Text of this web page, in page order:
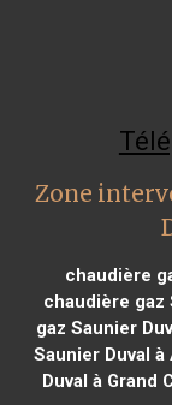
Zone
chaudière
chaudière gaz
gaz Saunier
Saunier Duval à
Duval à Grand